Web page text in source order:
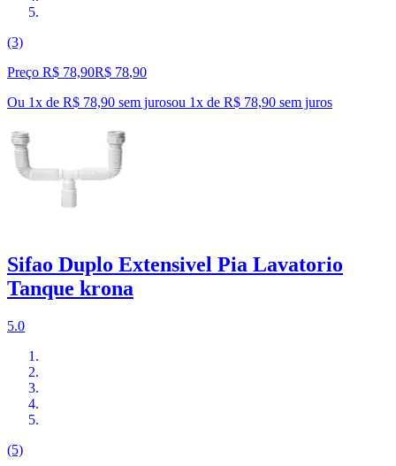
(3)
Preço R$ 78,90R$ 78,90
Ou 1x de R$ 78,90 sem jurosou 1x de R$ 78,90 sem juros
Sifao Duplo Extensivel Pia Lavatorio
Tanque krona
5.0
(5)